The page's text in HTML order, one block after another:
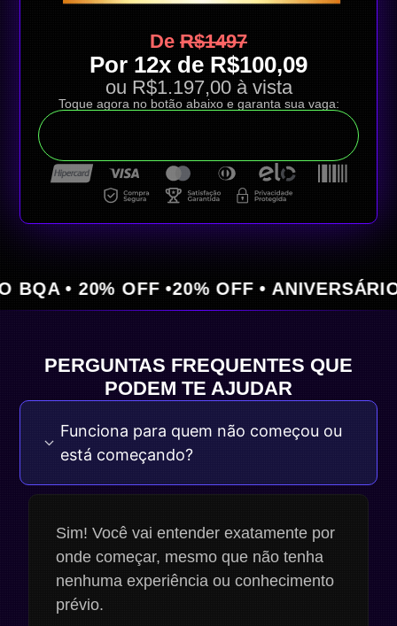
De R$1497
Por 12x de R$100,09
ou R$1.197,00 à vista
Toque agora no botão abaixo e garanta sua vaga:
20% OFF • 20% OFF • ANIVERSÁRIO
PERGUNTAS FREQUENTES QUE
PODEM TE AJUDAR
Funciona para quem não começou ou
está começando?
Sim! Você vai entender exatamente por
onde começar, mesmo que não tenha
nenhuma experiência ou conhecimento
prévio.